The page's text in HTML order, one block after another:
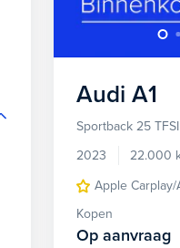
Audi A1
Sportback 25
2023
22.000
Apple
Kopen
Op aanvraag